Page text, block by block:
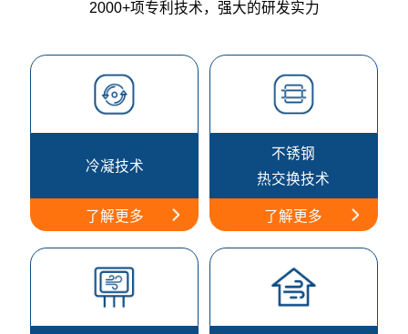
2000+项专利技术，强大的研发实力
冷凝技术
了解更多
不锈钢
热交换技术
了解更多